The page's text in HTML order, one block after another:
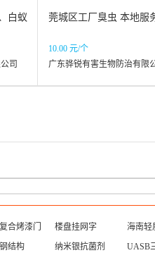
白蚁
司
莞城区工厂臭虫 本地服
10.00 元/个
广东骅锐有害生物防治有限
合烤漆门 楼盘挂网字 海南轻
结构 纳米银抗菌剂 UASB